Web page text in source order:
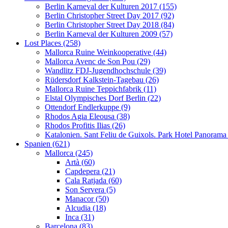
Berlin Karneval der Kulturen 2017 (155)
Berlin Christopher Street Day 2017 (92)
Berlin Christopher Street Day 2018 (84)
Berlin Karneval der Kulturen 2009 (57)
Lost Places (258)
Mallorca Ruine Weinkooperative (44)
Mallorca Avenc de Son Pou (29)
Wandlitz FDJ-Jugendhochschule (39)
Rüdersdorf Kalkstein-Tagebau (26)
Mallorca Ruine Teppichfabrik (11)
Elstal Olympisches Dorf Berlin (22)
Ottendorf Endlerkuppe (9)
Rhodos Agia Eleousa (38)
Rhodos Profitis Ilias (26)
Katalonien. Sant Feliu de Guixols. Park Hotel
Spanien (621)
Mallorca (245)
Artà (60)
Capdepera (21)
Cala Ratjada (60)
Son Servera (5)
Manacor (50)
Alcudia (18)
Inca (31)
Barcelona (83)